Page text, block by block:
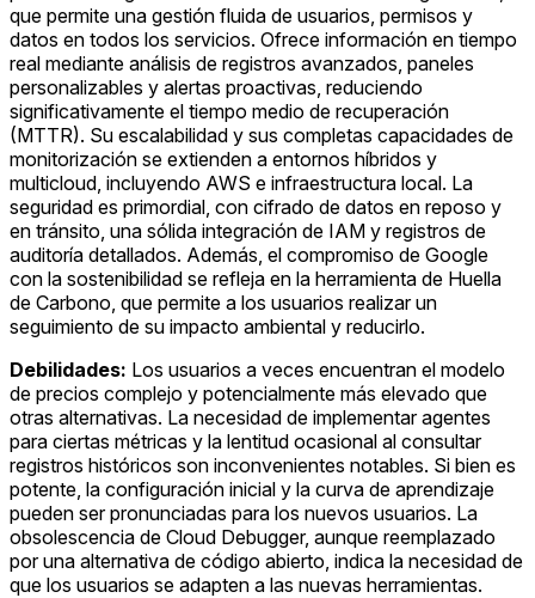
que permite una gestión fluida de usuarios, permisos y
datos en todos los servicios. Ofrece información en tiempo
real mediante análisis de registros avanzados, paneles
personalizables y alertas proactivas, reduciendo
significativamente el tiempo medio de recuperación
(MTTR). Su escalabilidad y sus completas capacidades de
monitorización se extienden a entornos híbridos y
multicloud, incluyendo AWS e infraestructura local. La
seguridad es primordial, con cifrado de datos en reposo y
en tránsito, una sólida integración de IAM y registros de
auditoría detallados. Además, el compromiso de Google
con la sostenibilidad se refleja en la herramienta de Huella
de Carbono, que permite a los usuarios realizar un
seguimiento de su impacto ambiental y reducirlo.
Debilidades: Los usuarios a veces encuentran el modelo
de precios complejo y potencialmente más elevado que
otras alternativas. La necesidad de implementar agentes
para ciertas métricas y la lentitud ocasional al consultar
registros históricos son inconvenientes notables. Si bien es
potente, la configuración inicial y la curva de aprendizaje
pueden ser pronunciadas para los nuevos usuarios. La
obsolescencia de Cloud Debugger, aunque reemplazado
por una alternativa de código abierto, indica la necesidad de
que los usuarios se adapten a las nuevas herramientas.